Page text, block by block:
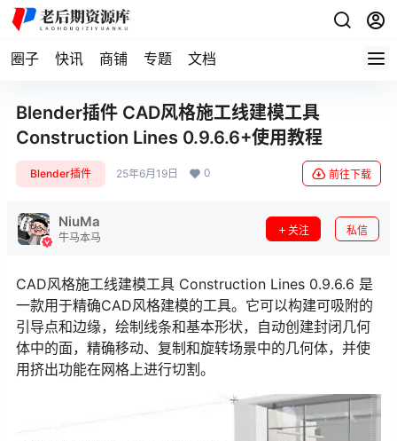
圈子 快讯 商铺 专题 文档
Blender插件 CAD风格施工线建模工具
Construction Lines 0.9.6.6+使用教程
Blender插件 25年6月19日 0 前往下载
NiuMa
牛马本马
关注 私信
CAD风格施工线建模工具 Construction Lines 0.9.6.6 是
一款用于精确CAD风格建模的工具。它可以构建可吸附的
引导点和边缘，绘制线条和基本形状，自动创建封闭几何
体中的面，精确移动、复制和旋转场景中的几何体，并使
用挤出功能在网格上进行切割。